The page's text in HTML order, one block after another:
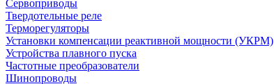
Сервоприводы
Твердотельные реле
Терморегуляторы
Установки компенсации реактивной мощности (УКРМ)
Устройства плавного пуска
Частотные преобразователи
Шинопроводы